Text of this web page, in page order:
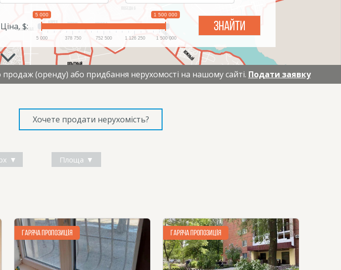
(оренду) або придбання нерухомості на нашому сайті. Подати заявку
Ціна, $:
5 000 1 500 000
5 000 378 750 752 500 1 126 250 1 500 000
ЗНАЙТИ
Хочете продати нерухомість?
Площа
ГАРЯЧА ПРОПОЗИЦІЯ ГАРЯЧА ПРОПОЗИЦІЯ